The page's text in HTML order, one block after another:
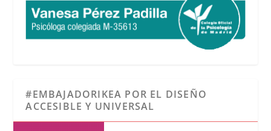
#EMBAJADORIKEA POR EL DISEÑO
ACCESIBLE Y UNIVERSAL